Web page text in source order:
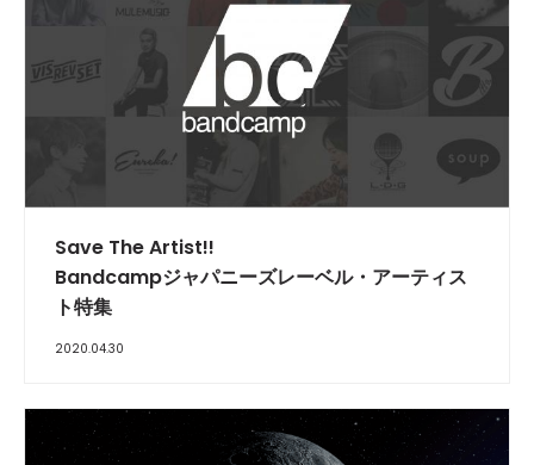
Save The Artist!!
Bandcampジャパニーズレーベル・アーティス
ト特集
2020.04.30